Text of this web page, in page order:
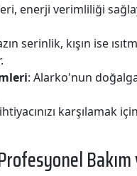
enerji verimliliği
serinlik, kışın ise
: Alarko'nun
ihtiyacınızı